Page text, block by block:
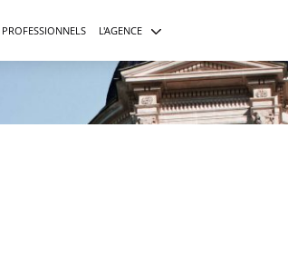
L'AGENCE